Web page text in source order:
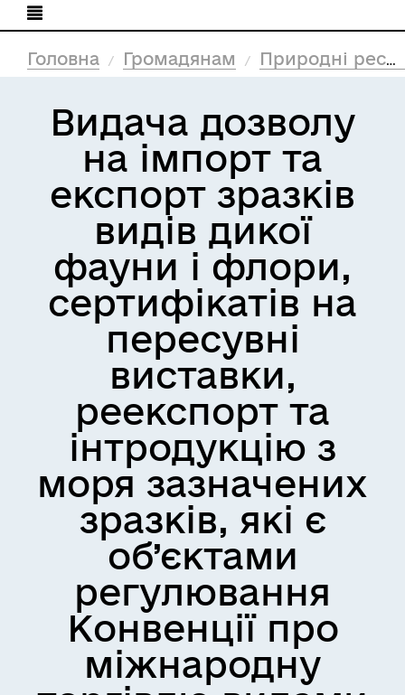
Головна Громадянам Природні ресурси та екологія
Видача дозволу
на імпорт та
експорт зразків
видів дикої
фауни і флори,
сертифікатів на
пересувні
виставки,
реекспорт та
інтродукцію з
моря зазначених
зразків, які є
об’єктами
регулювання
Конвенції про
міжнародну